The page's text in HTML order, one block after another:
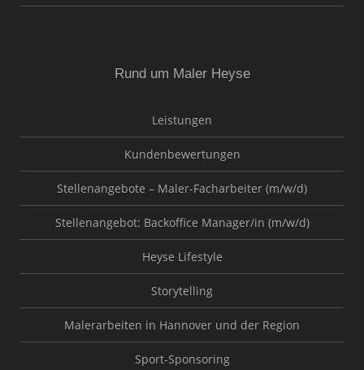
Rund um Maler Heyse
Leistungen
Kundenbewertungen
Stellenangebote – Maler-Facharbeiter (m/w/d)
Stellenangebot: Backoffice Manager/in (m/w/d)
Heyse Lifestyle
Storytelling
Malerarbeiten in Hannover und der Region
Sport-Sponsoring